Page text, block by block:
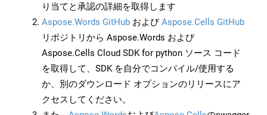
り当てと承認の詳細を取得します
Aspose.Words GitHub およびAspose.Cells GitHub
リポジトリから Aspose.Words および
Aspose.Cells Cloud SDK for python ソース コード
を取得して、SDK を自分でコンパイル/使用する
か、別のダウンロード オプションのリリースにア
クセスしてください。